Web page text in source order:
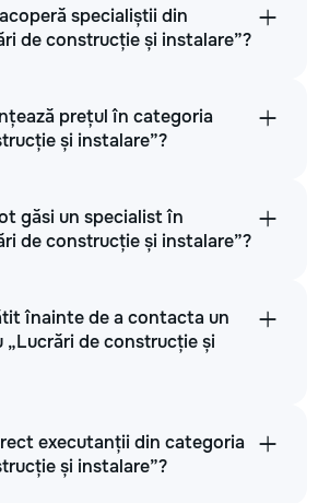
specialiștii din
de construcție și instalare”?
prețul în categoria
și instalare”?
găsi un specialist în
de construcție și instalare”?
înainte de a contacta un
de construcție și
executanții din categoria
și instalare”?